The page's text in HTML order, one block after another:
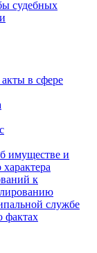
судебных
в сфере
имуществе и
к
службе
фактах